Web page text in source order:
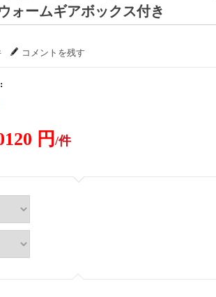
ォームギアボックス付き
コメントを残す
円 /件